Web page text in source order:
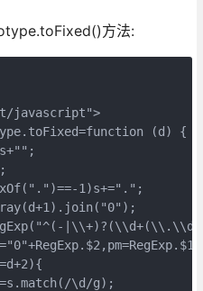
方法:
javascript">
(d) {
1)s+=".";
\d/g);